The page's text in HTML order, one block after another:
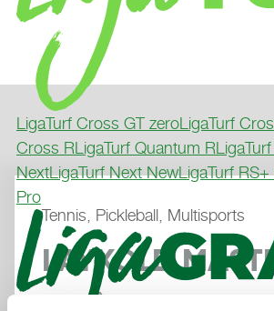
LigaTurf Cross GT zeroLigaTurf
Cross RLigaTurf Quantum R
NextLigaTurf Next NewLigaTurf RS+
Pro
Tennis, Pickleball, Multisports
LAYKOLD
LE REVÊTEMENT POLYVALENT